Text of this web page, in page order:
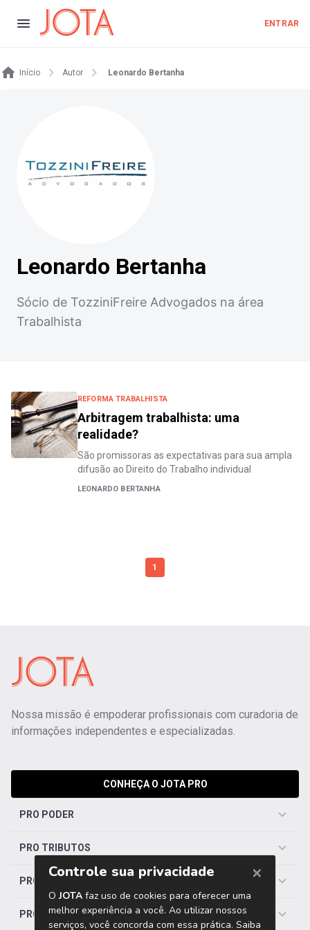
ENTRAR
Início Autor Leonardo Bertanha
Leonardo Bertanha
Sócio de TozziniFreire Advogados na área
Trabalhista
REFORMA TRABALHISTA
Arbitragem trabalhista: uma
realidade?
São promissoras as expectativas para sua ampla
difusão ao Direito do Trabalho individual
LEONARDO BERTANHA
1
Nossa missão é empoderar profissionais com curadoria de
informações independentes e especializadas.
CONHEÇA O JOTA PRO
PRO PODER
PRO TRIBUTOS
PRO TRABALHISTA
PRO SAÚDE